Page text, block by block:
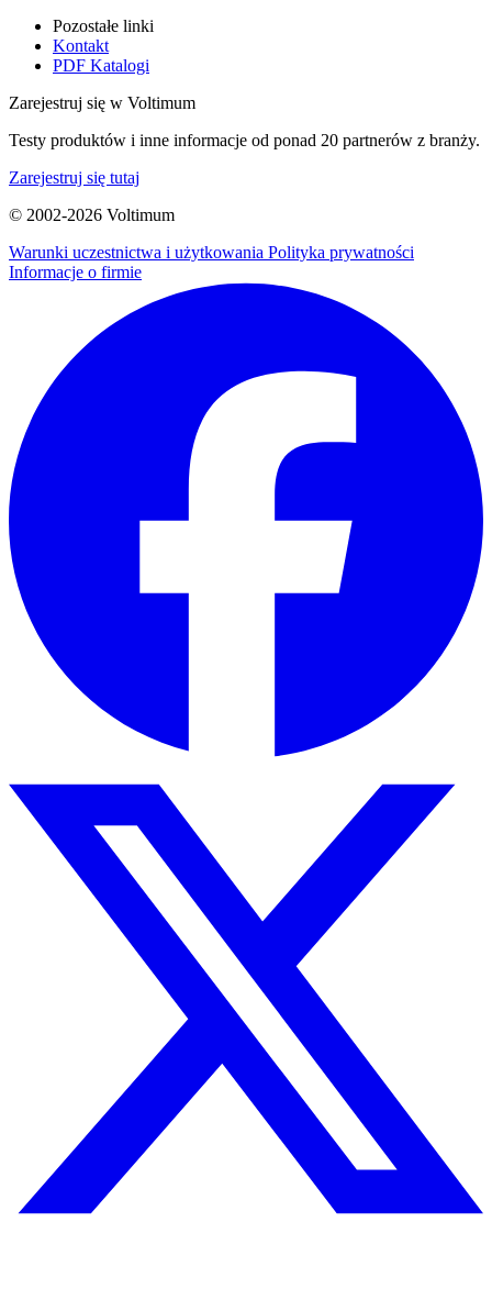
Pozostałe linki
Kontakt
PDF Katalogi
Zarejestruj się w Voltimum
Testy produktów i inne informacje od ponad 20 partnerów z branży.
Zarejestruj się tutaj
© 2002-2026 Voltimum
Warunki uczestnictwa i użytkowania Polityka prywatności
Informacje o firmie